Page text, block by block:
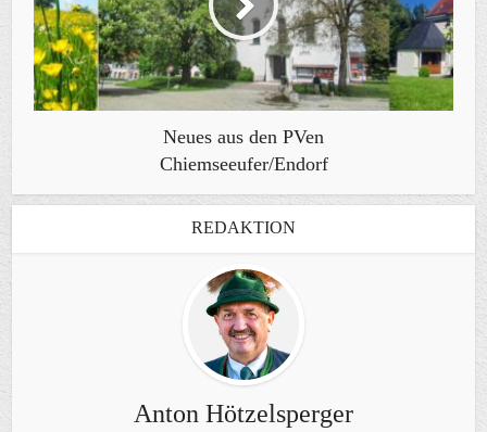
Neues aus den PVen
Chiemseeufer/Endorf
REDAKTION
Anton Hötzelsperger